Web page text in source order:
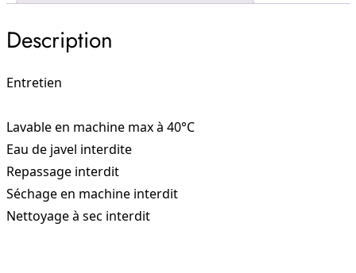
Description
Entretien
Lavable en machine max à 40°C
Eau de javel interdite
Repassage interdit
Séchage en machine interdit
Nettoyage à sec interdit